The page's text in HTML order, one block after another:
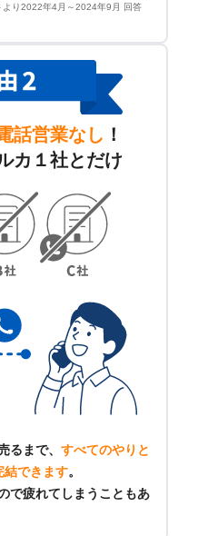
より2022年4月～2024年9月 回答
話営業なし ！
カ１社とだけ
るまで、 すべてのやりと
結できます。
で疲れてしまうこともあ